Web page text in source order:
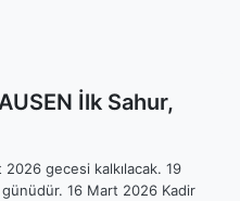
İlk Sahur,
2026 gecesi kalkılacak. 19
günüdür. 16 Mart 2026 Kadir